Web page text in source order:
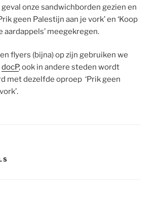
onze sandwichborden gezien en
geen Palestijn aan je vork’ en ‘Koop
aardappels’ meegekregen.
flyers (bijna) op zijn gebruiken we
docP, ook in andere steden wordt
met dezelfde oproep ‘Prik geen